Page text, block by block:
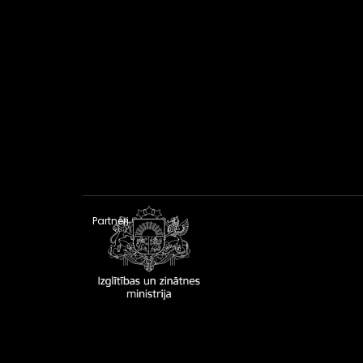
Partneri